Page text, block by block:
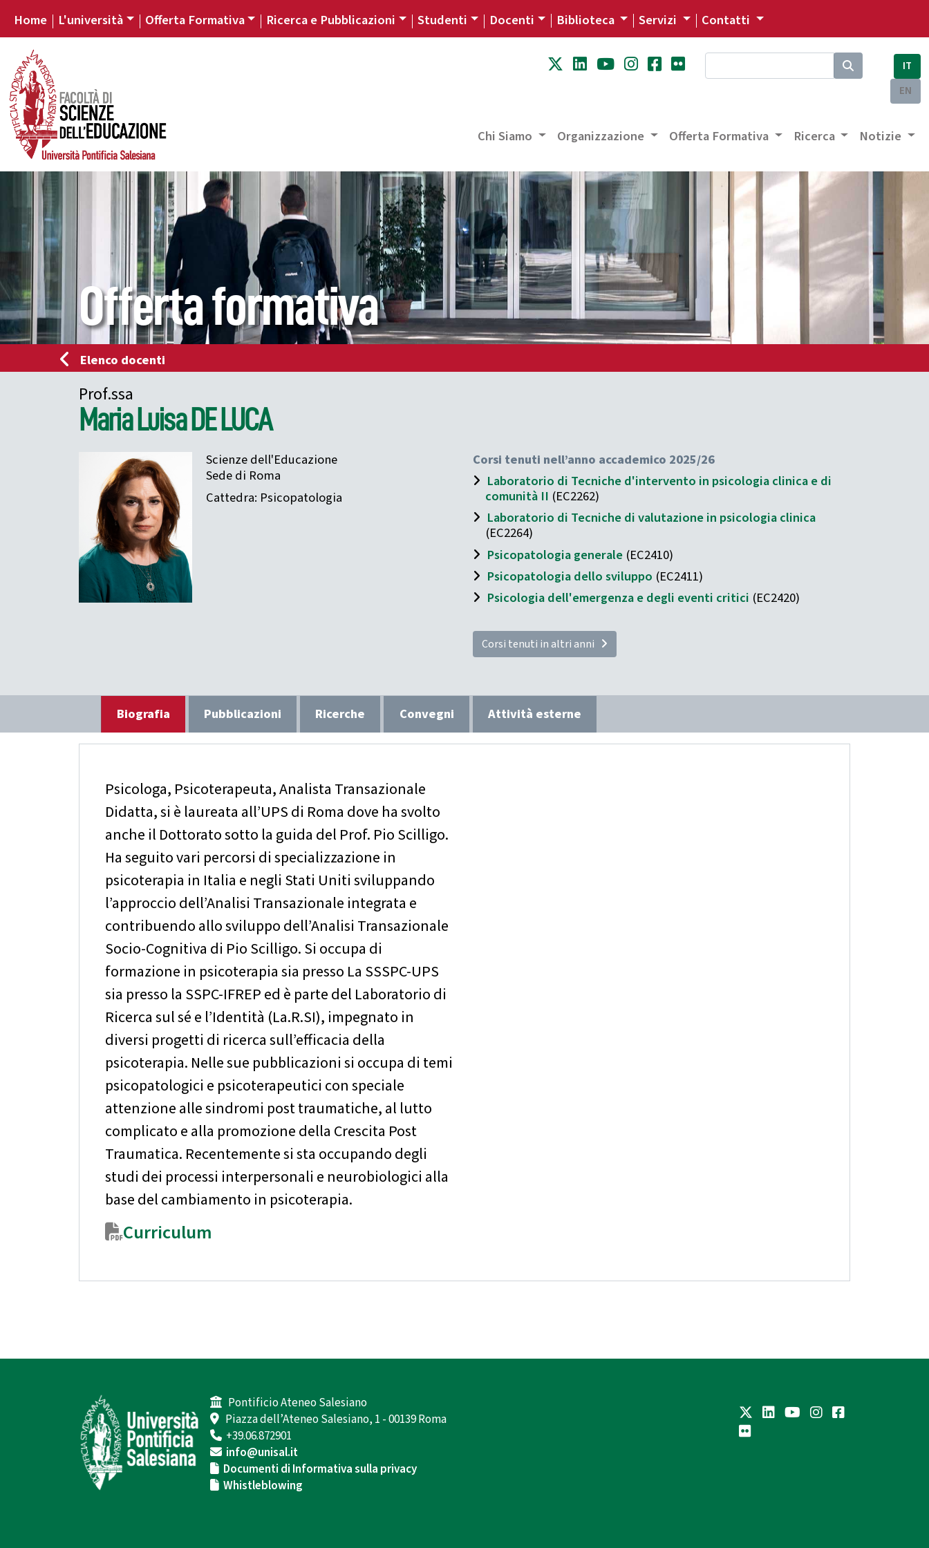
Home L'università Offerta Formativa Ricerca e Pubblicazioni Studenti Docenti Biblioteca Servizi Contatti
IT
EN
Chi Siamo Organizzazione Offerta Formativa Ricerca Notizie
Offerta formativa
Elenco docenti
Prof.ssa
Maria Luisa DE LUCA
Scienze dell'Educazione
Sede di Roma
Cattedra: Psicopatologia
Corsi tenuti nell’anno accademico 2025/26
Laboratorio di Tecniche d'intervento in psicologia clinica e di
comunità II (EC2262)
Laboratorio di Tecniche di valutazione in psicologia clinica
(EC2264)
Psicopatologia generale (EC2410)
Psicopatologia dello sviluppo (EC2411)
Psicologia dell'emergenza e degli eventi critici (EC2420)
Corsi tenuti in altri anni
Biografia Pubblicazioni Ricerche Convegni Attività esterne
Psicologa, Psicoterapeuta, Analista Transazionale
Didatta, si è laureata all’UPS di Roma dove ha svolto
anche il Dottorato sotto la guida del Prof. Pio Scilligo.
Ha seguito vari percorsi di specializzazione in
psicoterapia in Italia e negli Stati Uniti sviluppando
l’approccio dell’Analisi Transazionale integrata e
contribuendo allo sviluppo dell’Analisi Transazionale
Socio-Cognitiva di Pio Scilligo. Si occupa di
formazione in psicoterapia sia presso La SSSPC-UPS
sia presso la SSPC-IFREP ed è parte del Laboratorio di
Ricerca sul sé e l’Identità (La.R.SI), impegnato in
diversi progetti di ricerca sull’efficacia della
psicoterapia. Nelle sue pubblicazioni si occupa di temi
psicopatologici e psicoterapeutici con speciale
attenzione alle sindromi post traumatiche, al lutto
complicato e alla promozione della Crescita Post
Traumatica. Recentemente si sta occupando degli
studi dei processi interpersonali e neurobiologici alla
base del cambiamento in psicoterapia.
Curriculum
Pontificio Ateneo Salesiano
Piazza dell’Ateneo Salesiano, 1 - 00139 Roma
+39.06.872901
info@unisal.it
Documenti di Informativa sulla privacy
Whistleblowing